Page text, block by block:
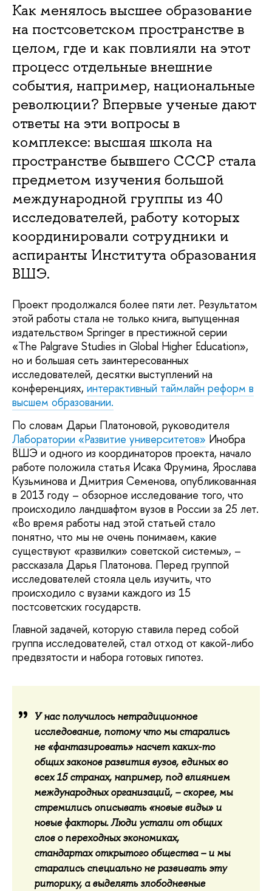
Как менялось высшее образование
на постсоветском пространстве в
целом, где и как повлияли на этот
процесс отдельные внешние
события, например, национальные
революции? Впервые ученые дают
ответы на эти вопросы в
комплексе: высшая школа на
пространстве бывшего СССР стала
предметом изучения большой
международной группы из 40
исследователей, работу которых
координировали сотрудники и
аспиранты Института образования
ВШЭ.
Проект продолжался более пяти лет. Результатом
этой работы стала не только книга, выпущенная
издательством Springer в престижной серии
«The Palgrave Studies in Global Higher Education»,
но и большая сеть заинтересованных
исследователей, десятки выступлений на
конференциях, интерактивный таймлайн реформ в
высшем образовании.
По словам Дарьи Платоновой, руководителя
Лаборатории «Развитие университетов» Инобра
ВШЭ и одного из координаторов проекта, начало
работе положила статья Исака Фрумина, Ярослава
Кузьминова и Дмитрия Семенова, опубликованная
в 2013 году – обзорное исследование того, что
происходило ландшафтом вузов в России за 25 лет.
«Во время работы над этой статьей стало
понятно, что мы не очень понимаем, какие
существуют «развилки» советской системы», –
рассказала Дарья Платонова. Перед группой
исследователей стояла цель изучить, что
происходило с вузами каждого из 15
постсоветских государств.
Главной задачей, которую ставила перед собой
группа исследователей, стал отход от какой-либо
предвзятости и набора готовых гипотез.
У нас получилось нетрадиционное
исследование, потому что мы старались
не «фантазировать» насчет каких-то
общих законов развития вузов, единых во
всех 15 странах, например, под влиянием
международных организаций, – скорее, мы
стремились описывать «новые виды» и
новые факторы. Люди устали от общих
слов о переходных экономиках,
стандартах открытого общества – и мы
старались специально не развивать эту
риторику, а выделять злободневные